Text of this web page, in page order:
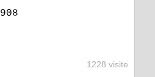
1228 visite